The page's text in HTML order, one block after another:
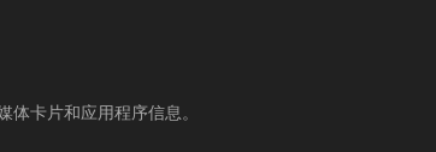
体卡片和应用程序信息。